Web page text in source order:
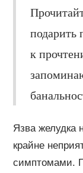
подарить
к
Язва желудка
крайне
симптомами.